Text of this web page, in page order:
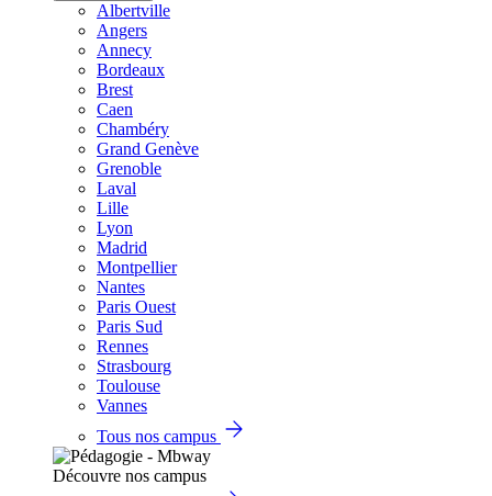
Albertville
Angers
Annecy
Bordeaux
Brest
Caen
Chambéry
Grand Genève
Grenoble
Laval
Lille
Lyon
Madrid
Montpellier
Nantes
Paris Ouest
Paris Sud
Rennes
Strasbourg
Toulouse
Vannes
Tous nos campus
Découvre nos campus